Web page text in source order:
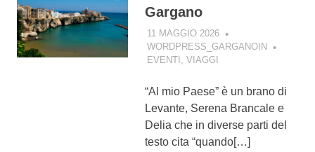
Gargano
11 MAGGIO 2026
WORDPRESS_GARGANOIN
EVENTI , VIAGGI
“Al mio Paese” è un brano di
Levante, Serena Brancale e
Delia che in diverse parti del
testo cita “quando[…]